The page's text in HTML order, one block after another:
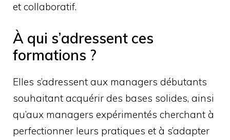
et collaboratif.
À qui s’adressent ces
formations ?
Elles s’adressent aux managers débutants
souhaitant acquérir des bases solides, ainsi
qu’aux managers expérimentés cherchant à
perfectionner leurs pratiques et à s’adapter